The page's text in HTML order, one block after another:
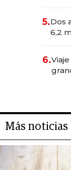
5.Dos
6,2
6.
Más noticias